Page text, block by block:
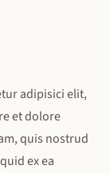
adipisici elit,
et dolore
quis nostrud
ex ea